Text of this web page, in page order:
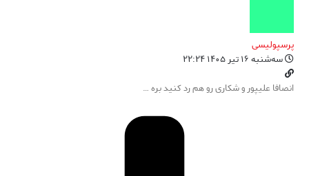
پرسپولیسی
سه‌شنبه ۱۶ تیر ۱۴۰۵ ۲۲:۲۴
انصافا علیپور و شکاری رو هم رد کنید بره …